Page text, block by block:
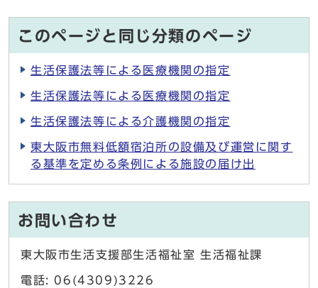
このページと同じ分類のページ
生活保護法等による医療機関の指定
生活保護法等による医療機関の指定
生活保護法等による介護機関の指定
東大阪市無料低額宿泊所の設備及び運営に関す
る基準を定める条例による施設の届け出
お問い合わせ
東大阪市生活支援部生活福祉室 生活福祉課
電話: 06(4309)3226